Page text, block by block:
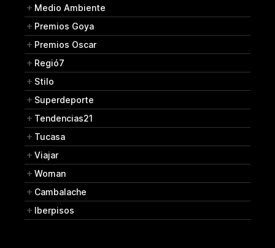
Medio Ambiente
Premios Goya
Premios Oscar
Regió7
Stilo
Superdeporte
Tendencias21
Tucasa
Viajar
Woman
Cambalache
Iberpisos